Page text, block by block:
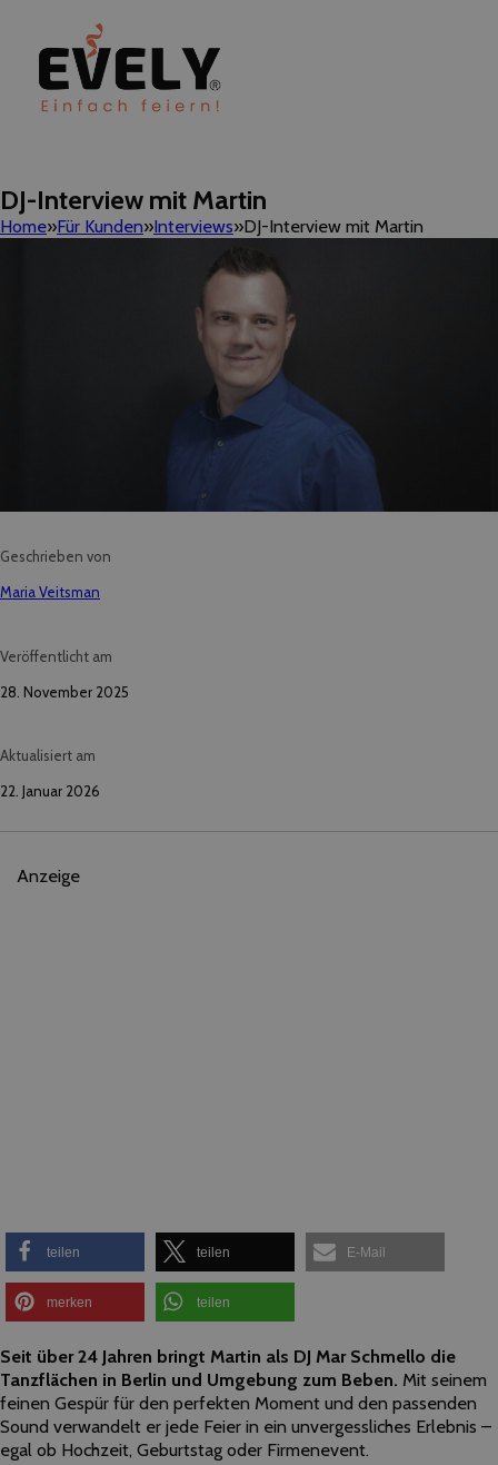
DJ-Interview mit Martin
Home Für Kunden Interviews DJ-Interview mit Martin
Geschrieben von
Maria Veitsman
Veröffentlicht am
28. November 2025
Aktualisiert am
22. Januar 2026
Anzeige
teilen teilen E-Mail
merken teilen
Seit über 24 Jahren bringt Martin als DJ Mar Schmello die
Tanzflächen in Berlin und Umgebung zum Beben. Mit seinem
feinen Gespür für den perfekten Moment und den passenden
Sound verwandelt er jede Feier in ein unvergessliches Erlebnis –
egal ob Hochzeit, Geburtstag oder Firmenevent.